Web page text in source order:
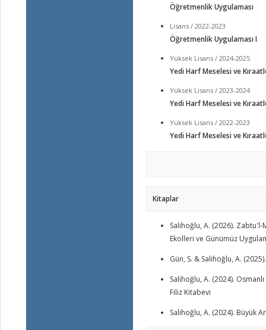
Öğretmenlik Uygulaması
Lisans / 2022-2023
Öğretmenlik Uygulaması I
Yüksek Lisans / 2024-2025
Yedi Harf Meselesi ve
Yüksek Lisans / 2023-2024
Yedi Harf Meselesi ve
Yüksek Lisans / 2022-2023
Yedi Harf Meselesi ve
Kitaplar
Salihoğlu, A. (2026). Zabtu'l-
Ekolleri ve Günümüz
Gün, S. & Salihoğlu, A.
Salihoğlu, A. (2024).
Filiz Kitabevi
Salihoğlu, A. (2024). Büyük